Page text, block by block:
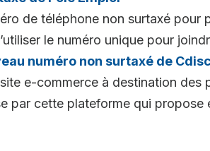
de téléphone non surtaxé
le numéro unique pour
numéro non surtaxé de
e-commerce à destination des
par cette plateforme qui